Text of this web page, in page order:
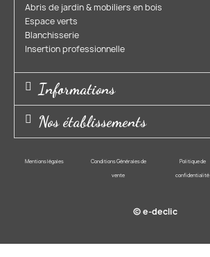
Abris de jardin & mobiliers en bois​
Espace verts​
Blanchisserie​
Insertion professionnelle​
Informations
Nos établissements
Mentions légales Conditions Générales de
vente
Politique de
confidentialité
© e-declic